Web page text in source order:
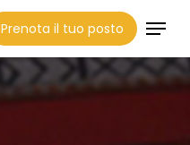
Prenota il tuo posto Menu
Close
Menu